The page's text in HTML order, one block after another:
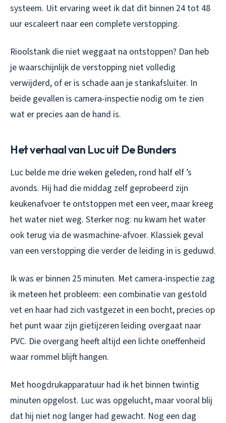
systeem. Uit ervaring weet ik dat dit binnen 24 tot 48
uur escaleert naar een complete verstopping.
Rioolstank die niet weggaat na ontstoppen? Dan heb
je waarschijnlijk de verstopping niet volledig
verwijderd, of er is schade aan je stankafsluiter. In
beide gevallen is camera-inspectie nodig om te zien
wat er precies aan de hand is.
Het verhaal van Luc uit De Bunders
Luc belde me drie weken geleden, rond half elf ’s
avonds. Hij had die middag zelf geprobeerd zijn
keukenafvoer te ontstoppen met een veer, maar kreeg
het water niet weg. Sterker nog: nu kwam het water
ook terug via de wasmachine-afvoer. Klassiek geval
van een verstopping die verder de leiding in is geduwd.
Ik was er binnen 25 minuten. Met camera-inspectie zag
ik meteen het probleem: een combinatie van gestold
vet en haar had zich vastgezet in een bocht, precies op
het punt waar zijn gietijzeren leiding overgaat naar
PVC. Die overgang heeft altijd een lichte oneffenheid
waar rommel blijft hangen.
Met hoogdrukapparatuur had ik het binnen twintig
minuten opgelost. Luc was opgelucht, maar vooral blij
dat hij niet nog langer had gewacht. Nog een dag